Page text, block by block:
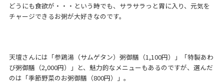
どうにも食欲が・・・という時でも、サラサラっと胃に入り、元気を
チャージできるお粥が大好きなのです。
天壇さんには「参鶏湯（サムゲタン）粥御膳（1,100円）」「特製あわ
び粥御膳（2,000円）」と、魅力的なメニューもあるのですが、選んだ
のは「季節野菜のお粥御膳（800円）」。